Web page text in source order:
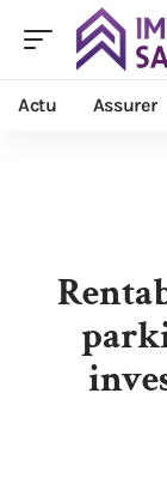
Actu Assurer